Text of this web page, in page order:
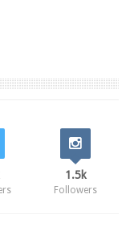
1.5k
Followers